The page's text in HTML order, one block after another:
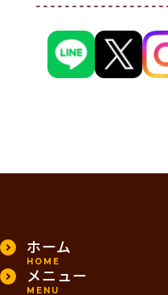
ホーム
HOME
メニュー
MENU